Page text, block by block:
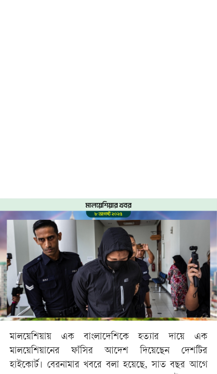
মালয়েশিয়ায় এক বাংলাদেশিকে হত্যার দায়ে এক
মালয়েশিয়ানের ফাঁসির আদেশ দিয়েছেন দেশটির
হাইকোর্ট। বেরনামার খবরে বলা হয়েছে, সাত বছর আগে